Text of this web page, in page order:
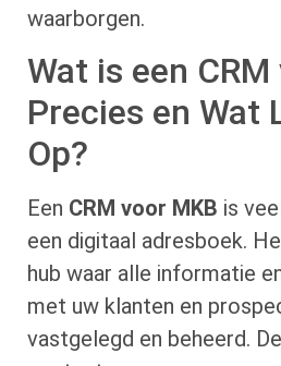
waarborgen.
Wat is een
Precies en Wat
Op?
Een CRM voor MKB is
een digitaal adresboek.
hub waar alle informatie
met uw klanten en
vastgelegd en beheerd.